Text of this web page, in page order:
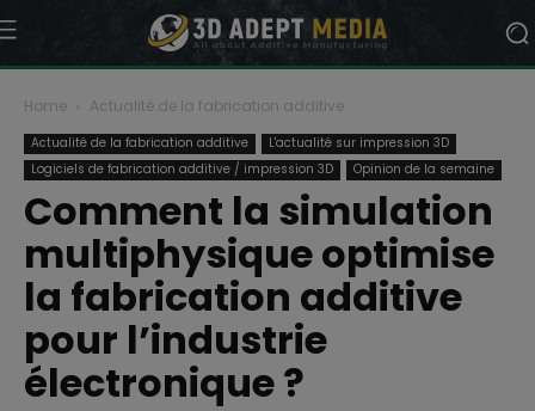
Home Actualité de la fabrication additive
Actualité de la fabrication additive
L'actualité sur impression 3D
Logiciels de fabrication additive / impression 3D
Opinion de la semaine
Comment la simulation
multiphysique optimise
la fabrication additive
pour l’industrie
électronique ?